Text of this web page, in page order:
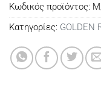
Κωδικός προϊόντος:
Κατηγορίες: GOLDEN